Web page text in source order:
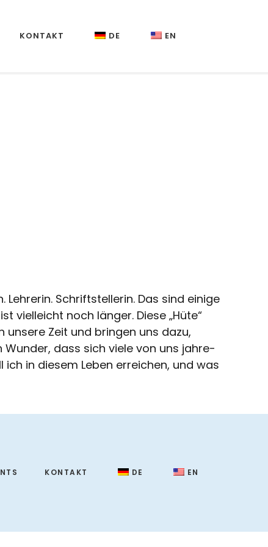
KONTAKT DE EN
Lehrerin. Schriftstellerin. Das sind einige
vielleicht noch länger. Diese „Hüte“
Zeit und bringen uns dazu,
dass sich viele von uns jahre-
in diesem Leben erreichen, und was
KONTAKT DE EN